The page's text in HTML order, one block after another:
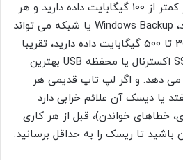
یک تصمیم گیری ساده: اگر کمتر از 100 گیگابایت داده دارید و هر
دو لپ تاپ کنار هم هستند، Windows Backup یا شبکه می تواند
کافی باشد. اگر بیشتر از 300 تا 500 گیگابایت داده دارید، تقریبا
همیشه انتقال آفلاین با SSD اکسترنال یا محفظه USB بهترین
می دهد. و اگر لپ تاپ قدیمی هر
یا دیسک آن علائم خرابی دارد
خطاهای خواندن)، قبل از هر کاری
باشید تا ریسک را به حداقل برسانید.